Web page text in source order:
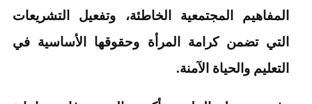
المفاهيم المجتمعية الخاطئة، وتفعيل التشريعات
التي تضمن كرامة المرأة وحقوقها الأساسية في
التعليم والحياة الآمنة.